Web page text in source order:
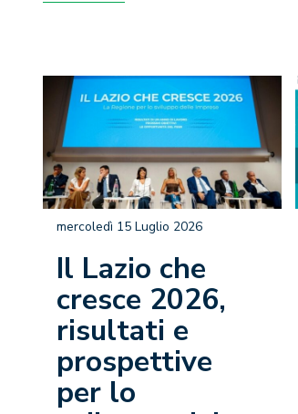
Il Lazio che
cresce 2026,
risultati e
prospettive
per lo
mercoledì 15 Luglio 2026